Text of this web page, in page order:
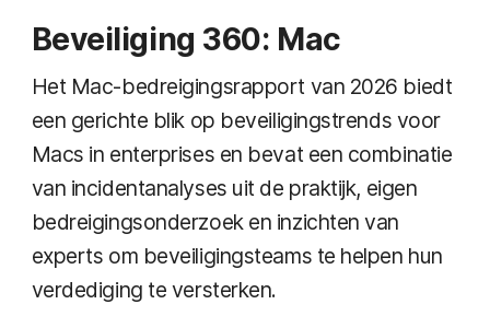
Beveiliging 360: Mac
Het Mac-bedreigingsrapport van 2026 biedt
een gerichte blik op beveiligingstrends voor
Macs in enterprises en bevat een combinatie
van incidentanalyses uit de praktijk, eigen
bedreigingsonderzoek en inzichten van
experts om beveiligingsteams te helpen hun
verdediging te versterken.